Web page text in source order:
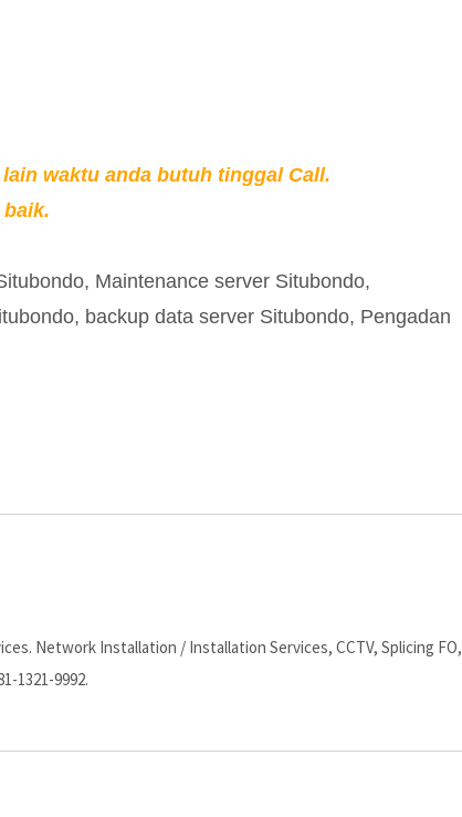
waktu anda butuh tinggal Call.
Maintenance server Situbondo,
backup data server Situbondo, Pengadan
Network Installation / Installation Services, CCTV, Splicing FO,
1321-9992.